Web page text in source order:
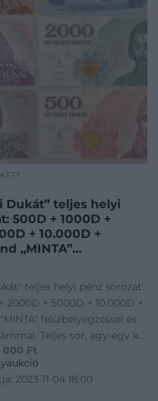
Dukát” teljes helyi
500D + 1000D +
+ 10.000D +
„MINTA”
tájékoztató füzettel
2016. „Tokaji
teljes helyi pénz sorozat:
2000D + 5000D + 10.000D +
felülbélyegzéssel és
Teljes sor, egy-egy kis
füzettel T:UNC /
Dukát" full se
000 Ft
2023-11-04 18:00